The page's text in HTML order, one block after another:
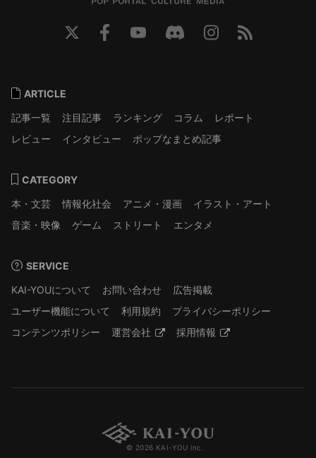
ARTICLE
記事一覧
注目記事 ランキング コラム
レポート
レビュー
インタビュー ポップなまとめ記事
CATEGORY
本・文芸
情報化社会 アニメ・漫画
イラスト・アート
音楽・映像
ゲーム ストリート エンタメ
SERVICE
KAI-YOUについて
お問い合わせ
広告掲載
ユーザー機能について
利用規約
プライバシーポリシー
コンテンツポリシー
運営会社 採用情報
© 2026 KAI-YOU inc.